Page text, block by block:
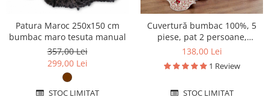
Patura Maroc 250x150 cm
bumbac maro tesuta manual
357,00 Lei
299,00 Lei
STOC LIMITAT
Cuvertură bumbac 100%, 5
piese, pat 2 persoane,
230x250 cm, CB112
138,00 Lei
1 Review
STOC LIMITAT